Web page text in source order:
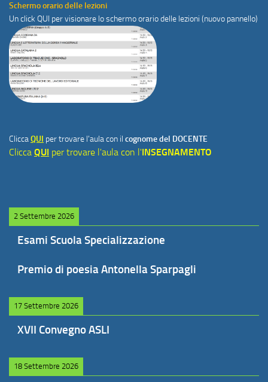
Schermo orario delle lezioni
Un click QUI per visionare lo schermo orario delle lezioni (nuovo pannello)
CliccaQUI per trovare l'aula con il cognome del DOCENTE
Clicca QUI per trovare l'aula con l'INSEGNAMENTO
2 Settembre 2026
Esami Scuola Specializzazione
Premio di poesia Antonella Sparpagli
17 Settembre 2026
XVII Convegno ASLI
18 Settembre 2026